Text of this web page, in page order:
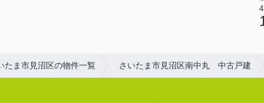
たま市見沼区の物件一覧 さいたま市見沼区南中丸 中古戸建